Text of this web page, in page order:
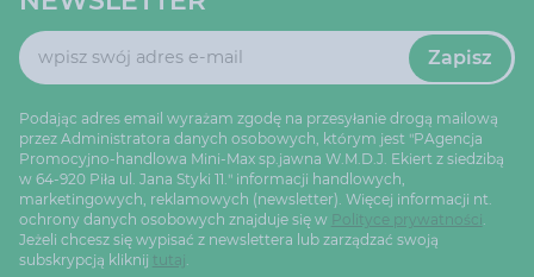
Zapisz
Podając adres email wyrażam zgodę na przesyłanie drogą mailową
przez Administratora danych osobowych, którym jest "PAgencja
Promocyjno-handlowa Mini-Max sp.jawna W.M.D.J. Ekiert z siedzibą
w 64-920 Piła ul. Jana Styki 11." informacji handlowych,
marketingowych, reklamowych (newsletter). Więcej informacji nt.
ochrony danych osobowych znajduje się w Polityce prywatności.
Jeżeli chcesz się wypisać z newslettera lub zarządzać swoją
subskrypcją kliknij tutaj.